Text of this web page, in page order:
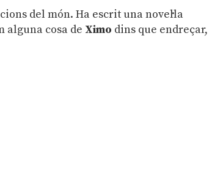
del món. Ha escrit una novel·la
alguna cosa de Ximo dins que endreçar,